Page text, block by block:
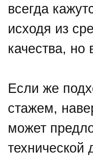
всегда
исходя из
качества,
Если же
стажем,
может
технической